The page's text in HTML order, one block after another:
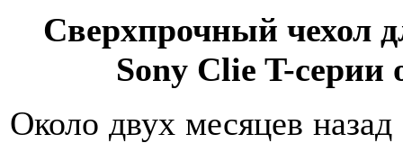
Сверхпрочный чехол
Sony Clie T-
Около двух месяцев